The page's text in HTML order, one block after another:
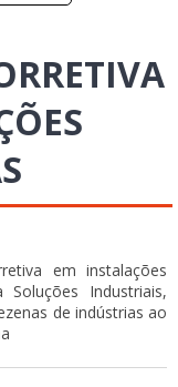
em instalações
Industriais,
de indústrias ao